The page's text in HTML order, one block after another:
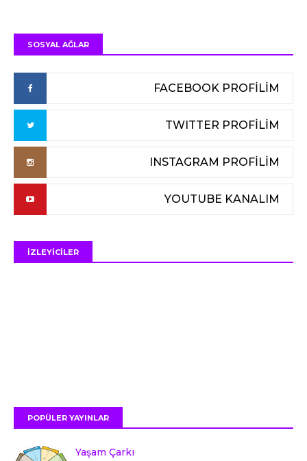
SOSYAL AĞLAR
FACEBOOK PROFİLİM
TWITTER PROFİLİM
INSTAGRAM PROFİLİM
YOUTUBE KANALIM
İZLEYİCİLER
POPÜLER YAYINLAR
Yaşam Çarkı